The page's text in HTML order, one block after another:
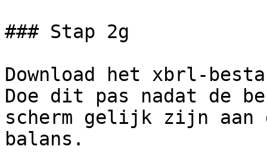
### Stap 2g
Download het xbrl-
Doe dit pas nadat de
scherm gelijk zijn aan
balans.